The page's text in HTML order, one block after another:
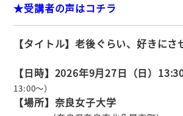
★受講者の声はコチラ
【タイトル】老後ぐらい、好きにさ
【日時】2026年9月27日（日）
13:00～）
【場所】奈良女子大学